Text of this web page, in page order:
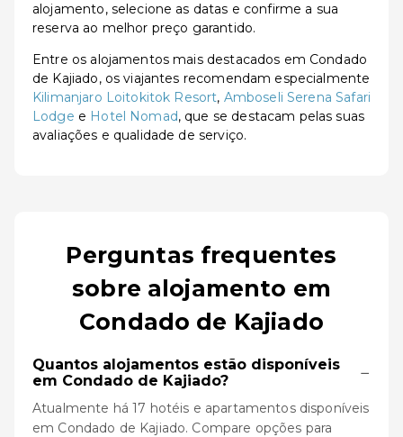
alojamento, selecione as datas e confirme a sua
reserva ao melhor preço garantido.
Entre os alojamentos mais destacados em Condado
de Kajiado, os viajantes recomendam especialmente
Kilimanjaro Loitokitok Resort, Amboseli Serena Safari
Lodge e Hotel Nomad, que se destacam pelas suas
avaliações e qualidade de serviço.
Perguntas frequentes
sobre alojamento em
Condado de Kajiado
Quantos alojamentos estão disponíveis
em Condado de Kajiado?
−
Atualmente há 17 hotéis e apartamentos disponíveis
em Condado de Kajiado. Compare opções para